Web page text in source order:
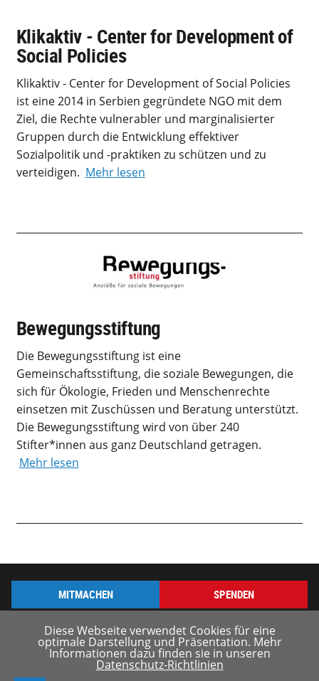
Diese Webseite verwendet Cookies für eine
optimale Darstellung und Präsentation. Mehr
Informationen dazu finden sie in unseren
Datenschutz-Richtlinien
Klikaktiv - Center for Development of
Social Policies
Klikaktiv - Center for Development of Social Policies
ist eine 2014 in Serbien gegründete NGO mit dem
Ziel, die Rechte vulnerabler und marginalisierter
Gruppen durch die Entwicklung effektiver
Sozialpolitik und -praktiken zu schützen und zu
verteidigen. Mehr lesen
Bewegungsstiftung
Die Bewegungsstiftung ist eine
Gemeinschaftsstiftung, die soziale Bewegungen, die
sich für Ökologie, Frieden und Menschenrechte
einsetzen mit Zuschüssen und Beratung unterstützt.
Die Bewegungsstiftung wird von über 240
Stifter*innen aus ganz Deutschland getragen.
Mehr lesen
MITMACHEN SPENDEN